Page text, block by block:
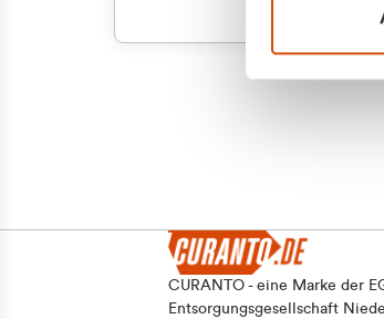
CURANTO - eine Marke der
Entsorgungsgesellschaft